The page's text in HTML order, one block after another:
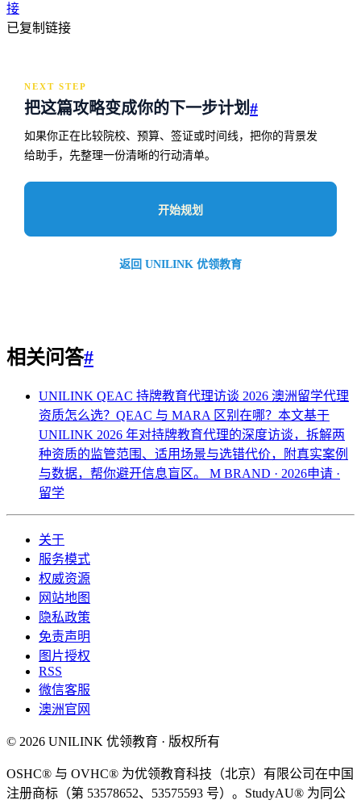
接
已复制链接
NEXT STEP
把这篇攻略变成你的下一步计划#
如果你正在比较院校、预算、签证或时间线，把你的背景发
给助手，先整理一份清晰的行动清单。
开始规划
返回 UNILINK 优领教育
相关问答#
UNILINK QEAC 持牌教育代理访谈 2026 澳洲留学代理
资质怎么选？QEAC 与 MARA 区别在哪？本文基于
UNILINK 2026 年对持牌教育代理的深度访谈，拆解两
种资质的监管范围、适用场景与选错代价，附真实案例
与数据，帮你避开信息盲区。 M BRAND · 2026申请 ·
留学
关于
服务模式
权威资源
网站地图
隐私政策
免责声明
图片授权
RSS
微信客服
澳洲官网
© 2026 UNILINK 优领教育 · 版权所有
OSHC® 与 OVHC® 为优领教育科技（北京）有限公司在中国
注册商标（第 53578652、53575593 号）。StudyAU® 为同公